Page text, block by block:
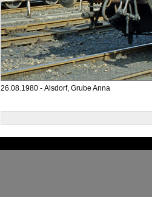
26.08.1980 - Alsdorf, Grube Anna